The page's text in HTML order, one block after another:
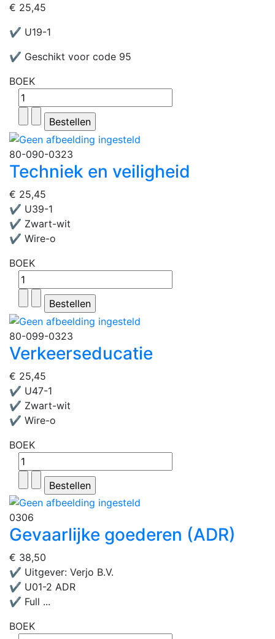
€ 25,45
✔ U19-1
✔ Geschikt voor code 95
BOEK
80-090-0323
Techniek en veiligheid
€ 25,45
✔ U39-1
✔ Zwart-wit
✔ Wire-o
BOEK
80-099-0323
Verkeerseducatie
€ 25,45
✔ U47-1
✔ Zwart-wit
✔ Wire-o
BOEK
0306
Gevaarlijke goederen (ADR)
€ 38,50
✔ Uitgever: Verjo B.V.
✔ U01-2 ADR
✔ Full ...
BOEK